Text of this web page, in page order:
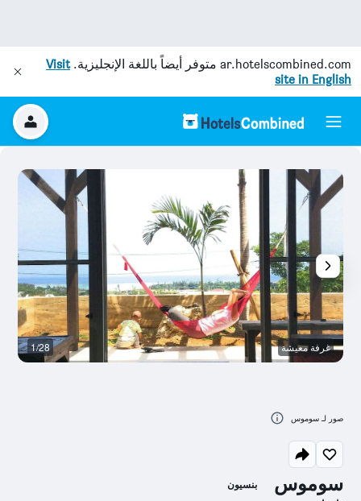
ar.hotelscombined.com متوفر أيضاً باللغة الإنجليزية.Visit
site in English
سوموس بنسيون
غرفة معيشة 1/28
صور لـ سوموس